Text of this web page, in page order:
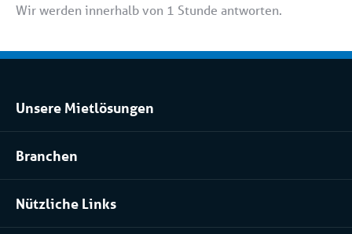
Wir werden innerhalb von 1 Stunde antworten.
Unsere Mietlösungen
Kühlraum und Tiefkühlraum mieten
Prozessanlage mieten
Klimatisierung mieten
Branchen
Lebensmittel- und Ernährungsindustrie
Pharma
Serverraume und Rechenzentren
Nützliche Links
Über uns